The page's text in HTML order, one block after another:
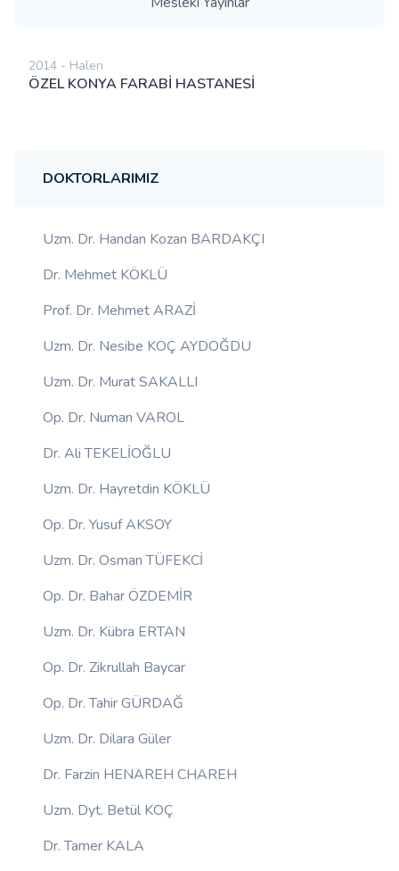
2014 - Halen
ÖZEL KONYA FARABİ HASTANESİ
DOKTORLARIMIZ
Uzm. Dr. Handan Kozan BARDAKÇI
Dr. Mehmet KÖKLÜ
Prof. Dr. Mehmet ARAZİ
Uzm. Dr. Nesibe KOÇ AYDOĞDU
Uzm. Dr. Murat SAKALLI
Op. Dr. Numan VAROL
Dr. Ali TEKELİOĞLU
Uzm. Dr. Hayretdin KÖKLÜ
Op. Dr. Yusuf AKSOY
Uzm. Dr. Osman TÜFEKCİ
Op. Dr. Bahar ÖZDEMİR
Uzm. Dr. Kübra ERTAN
Op. Dr. Zikrullah Baycar
Op. Dr. Tahir GÜRDAĞ
Uzm. Dr. Dilara Güler
Dr. Farzin HENAREH CHAREH
Uzm. Dyt. Betül KOÇ
Dr. Tamer KALA